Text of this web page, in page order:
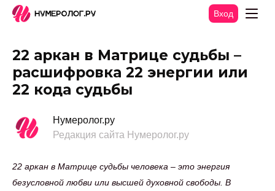
Вход
22 аркан в Матрице судьбы –
расшифровка 22 энергии или
22 кода судьбы
Нумеролог.ру
Редакция сайта Нумеролог.ру
22 аркан в Матрице судьбы человека – это энергия
безусловной любви или высшей духовной свободы. В